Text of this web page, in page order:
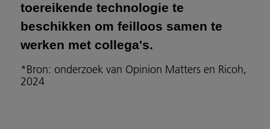
toereikende technologie te
beschikken om feilloos samen te
werken met collega's.
*Bron: onderzoek van Opinion Matters en Ricoh,
2024